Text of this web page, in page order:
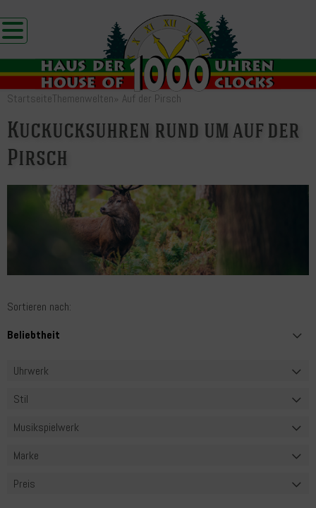
StartseiteThemenwelten» Auf der Pirsch
Kuckucksuhren rund um auf der
Pirsch
Sortieren nach:
Uhrwerk
Stil
Musikspielwerk
Marke
Preis